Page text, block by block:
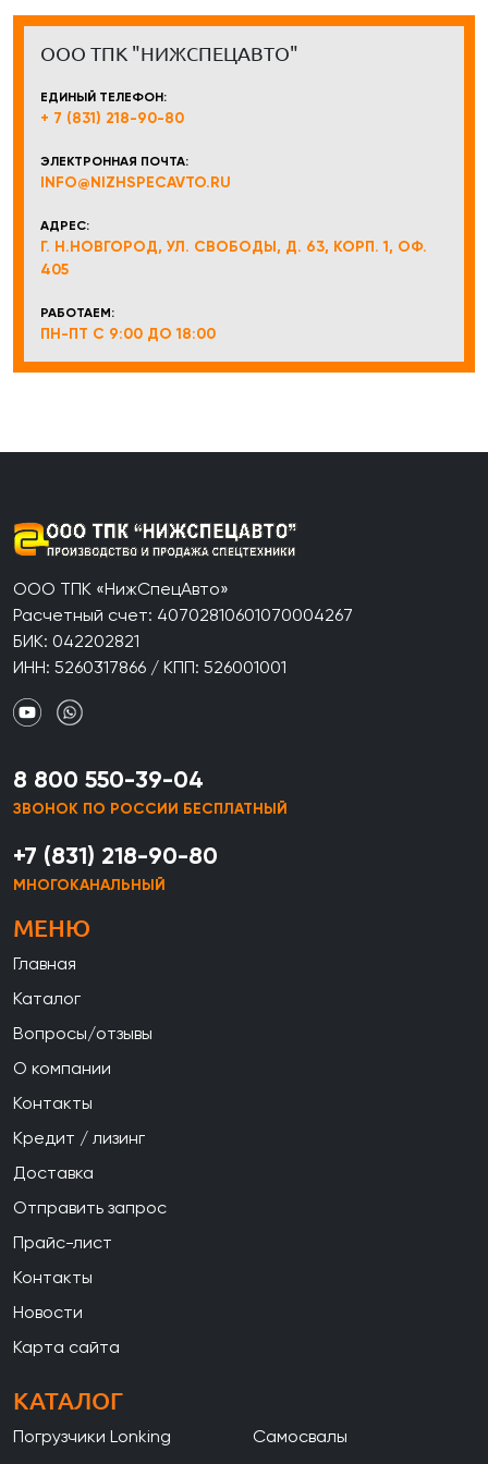
ООО ТПК "НИЖСПЕЦАВТО"
ЕДИНЫЙ ТЕЛЕФОН:
+ 7 (831) 218-90-80
ЭЛЕКТРОННАЯ ПОЧТА:
INFO@NIZHSPECAVTO.RU
АДРЕС:
Г. Н.НОВГОРОД, УЛ. СВОБОДЫ, Д. 63, КОРП. 1, ОФ.
405
РАБОТАЕМ:
ПН-ПТ С 9:00 ДО 18:00
ООО ТПК «НижСпецАвто»
Расчетный счет: 40702810601070004267
БИК: 042202821
ИНН: 5260317866 / КПП: 526001001
8 800 550-39-04
ЗВОНОК ПО РОССИИ БЕСПЛАТНЫЙ
+7 (831) 218-90-80
МНОГОКАНАЛЬНЫЙ
МЕНЮ
Главная
Каталог
Вопросы/отзывы
О компании
Контакты
Кредит / лизинг
Доставка
Отправить запрос
Прайс-лист
Контакты
Новости
Карта сайта
КАТАЛОГ
Погрузчики Lonking
Самосвалы